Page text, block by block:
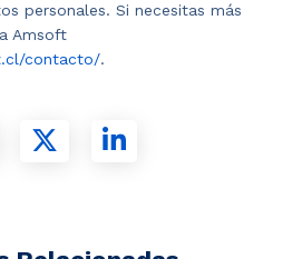
personales. Si necesitas más
Amsoft
contacto/.